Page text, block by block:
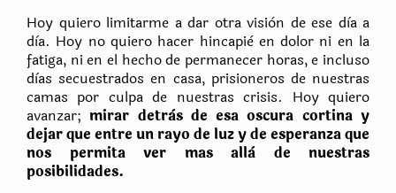
Hoy quiero limitarme a dar otra visiòn de ese dìa a
dìa. Hoy no quiero hacer hincapiè en dolor ni en la
fatiga, ni en el hecho de permanecer horas, e incluso
dìas secuestrados en casa, prisioneros de nuestras
camas por culpa de nuestras crisis. Hoy quiero
avanzar; mirar detràs de esa oscura cortina y
dejar que entre un rayo de luz y de esperanza que
nos permita ver mas allà de nuestras
posibilidades.